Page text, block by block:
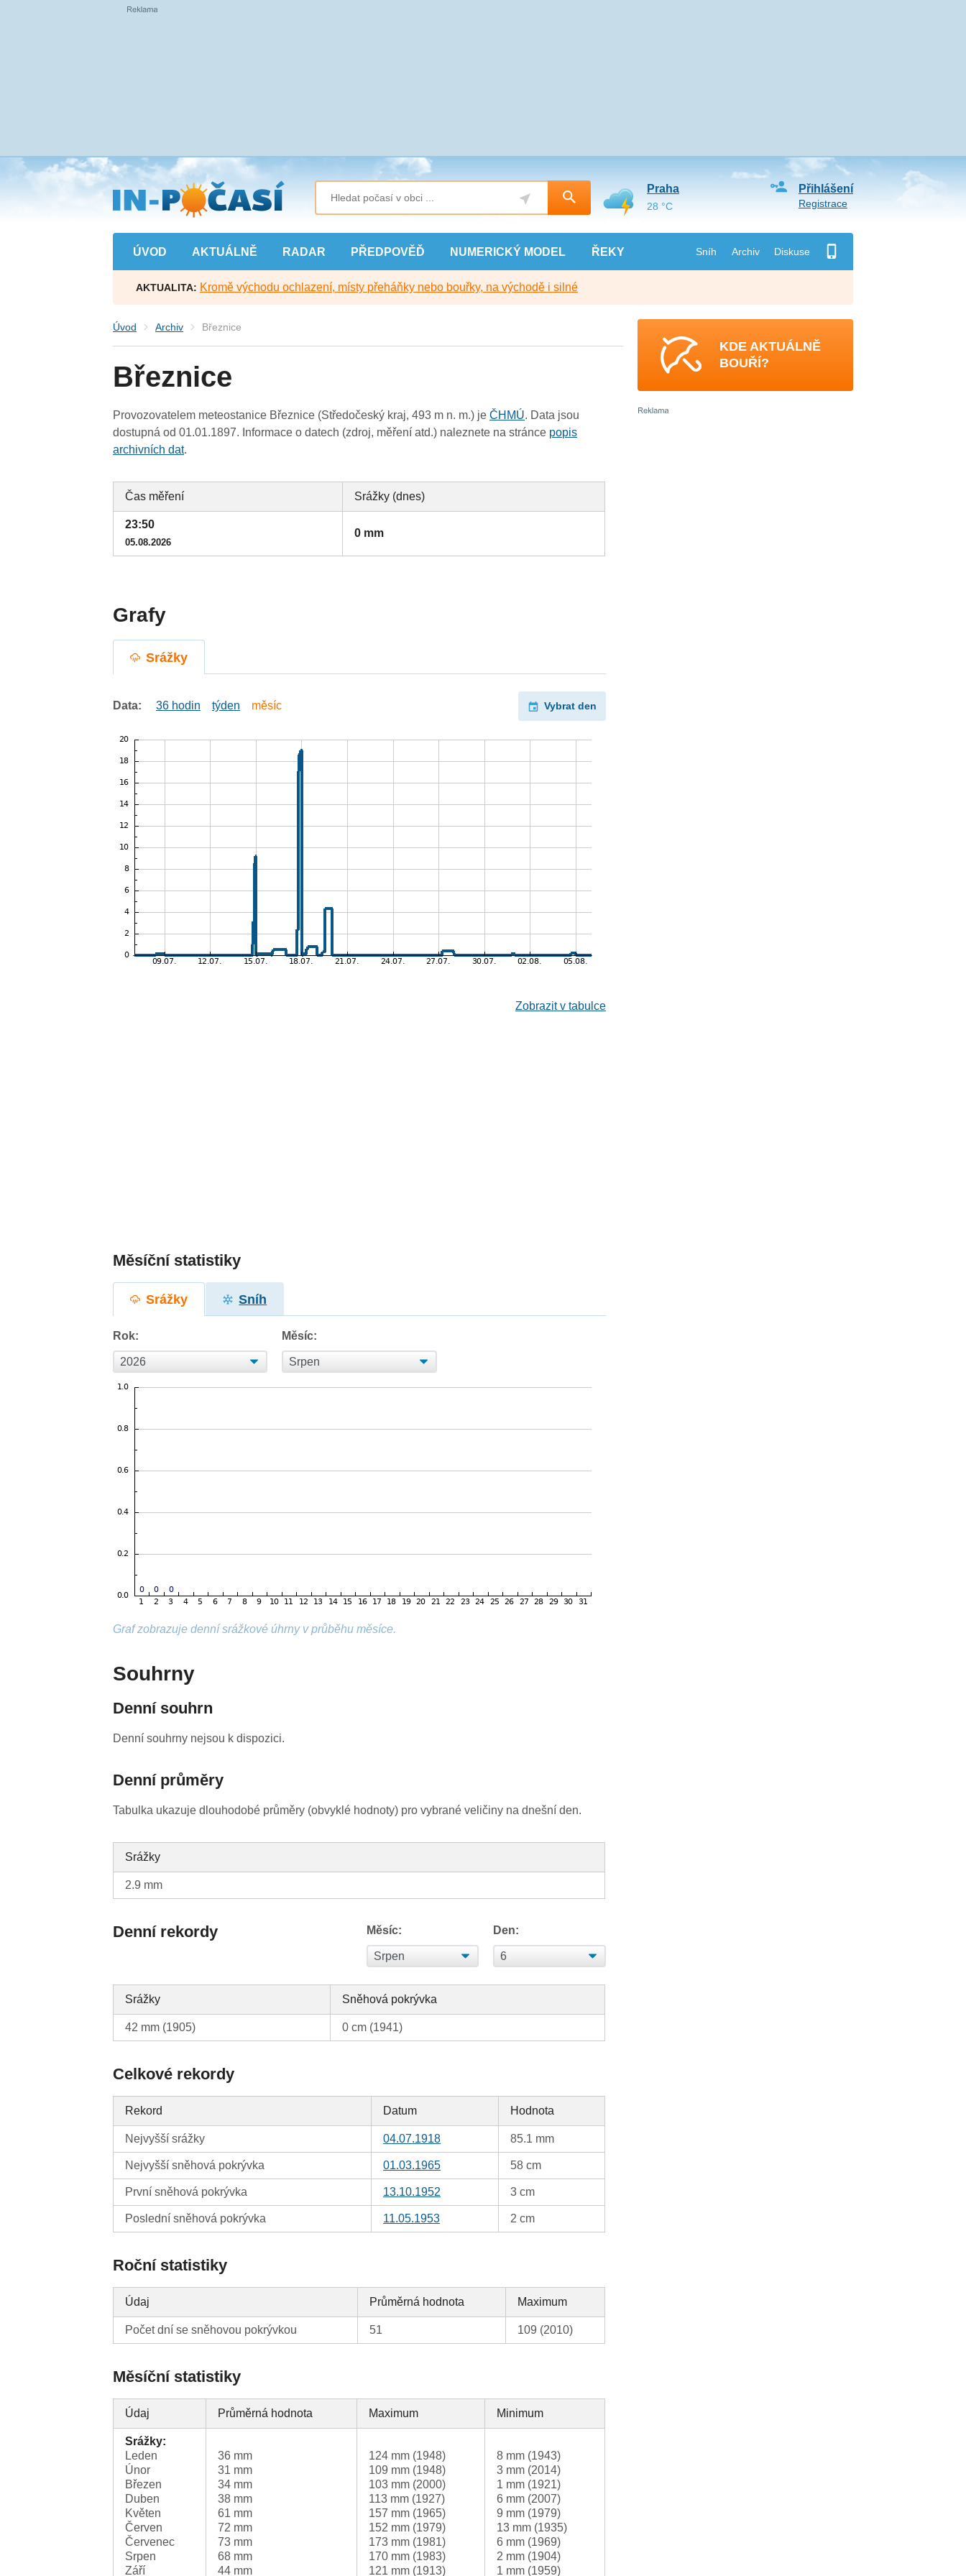
Přejít
na
hlavní
obsah
ÚVOD AKTUÁLNĚ RADAR PŘEDPOVĚĎ NUMERICKÝ MODEL ŘEKY Sníh Archiv Diskuse
Přihlášení
Registrace
Praha
28 °C
AKTUALITA: Kromě východu ochlazení, místy přeháňky nebo bouřky, na východě i silné
Úvod Archiv Březnice
Březnice
Provozovatelem meteostanice Březnice (Středočeský kraj, 493 m n. m.) jeČHMÚ. Data jsou
dostupná od 01.01.1897. Informace o datech (zdroj, měření atd.) naleznete na stránce popis
archivních dat.
Čas měření Srážky (dnes)
23:50
05.08.2026
0 mm
Grafy
Srážky
Data: 36 hodin týden měsíc Vybrat den
Zobrazit v tabulce
Měsíční statistiky
Srážky Sníh
Rok: Měsíc:
Graf zobrazuje denní srážkové úhrny v průběhu měsíce.
Souhrny
Denní souhrn
Denní souhrny nejsou k dispozici.
Denní průměry
Tabulka ukazuje dlouhodobé průměry (obvyklé hodnoty) pro vybrané veličiny na dnešní den.
Srážky
2.9 mm
Denní rekordy Měsíc: Den:
Srážky Sněhová pokrývka
42 mm (1905) 0 cm (1941)
Celkové rekordy
Rekord Datum Hodnota
Nejvyšší srážky 04.07.1918 85.1 mm
Nejvyšší sněhová pokrývka 01.03.1965 58 cm
První sněhová pokrývka 13.10.1952 3 cm
Poslední sněhová pokrývka 11.05.1953 2 cm
Roční statistiky
Údaj Průměrná hodnota Maximum
Počet dní se sněhovou pokrývkou 51 109 (2010)
Měsíční statistiky
Údaj Průměrná hodnota Maximum Minimum
Srážky:
Leden
Únor
Březen
Duben
Květen
Červen
Červenec
Srpen
Září
36 mm
31 mm
34 mm
38 mm
61 mm
72 mm
73 mm
68 mm
44 mm
124 mm (1948)
109 mm (1948)
103 mm (2000)
113 mm (1927)
157 mm (1965)
152 mm (1979)
173 mm (1981)
170 mm (1983)
121 mm (1913)
8 mm (1943)
3 mm (2014)
1 mm (1921)
6 mm (2007)
9 mm (1979)
13 mm (1935)
6 mm (1969)
2 mm (1904)
1 mm (1959)
KDE AKTUÁLNĚ
BOUŘÍ?